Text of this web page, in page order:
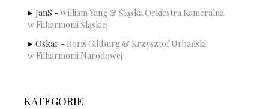
JanS - William Yang & Śląska Orkiestra Kameralna
w Filharmonii Śląskiej
Oskar - Boris Giltburg & Krzysztof Urbański
w Filharmonii Narodowej
KATEGORIE